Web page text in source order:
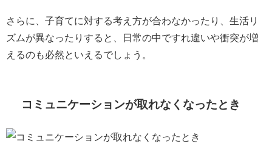
さらに、子育てに対する考え方が合わなかったり、生活リ
ズムが異なったりすると、日常の中ですれ違いや衝突が増
えるのも必然といえるでしょう。
コミュニケーションが取れなくなったとき